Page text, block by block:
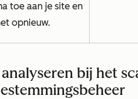
toe aan je site en
opnieuw.
bij het